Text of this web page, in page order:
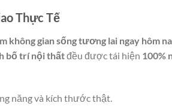
Thực Tế
không gian sống tương lai ngay hôm
bố trí nội thấtđều được tái hiện 100%
năng và kích thước thật.